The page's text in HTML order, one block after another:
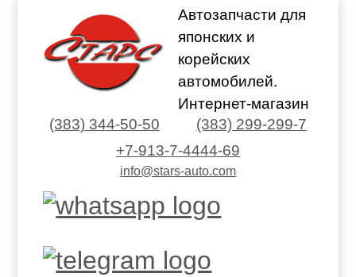
Автозапчасти для
японских и
корейских
автомобилей.
Интернет-магазин
(383) 344-50-50
(383) 299-299-7
+7-913-7-4444-69
info@stars-auto.com